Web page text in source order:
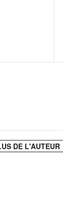
DE L'AUTEUR